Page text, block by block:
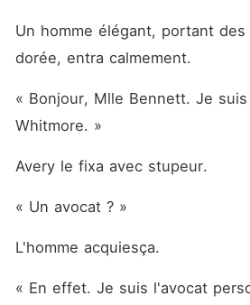
Un homme élégant, portant
dorée, entra calmement.
« Bonjour, Mlle Bennett. Je
Whitmore. »
Avery le fixa avec stupeur.
« Un avocat ? »
L'homme acquiesça.
« En effet. Je suis l'avocat